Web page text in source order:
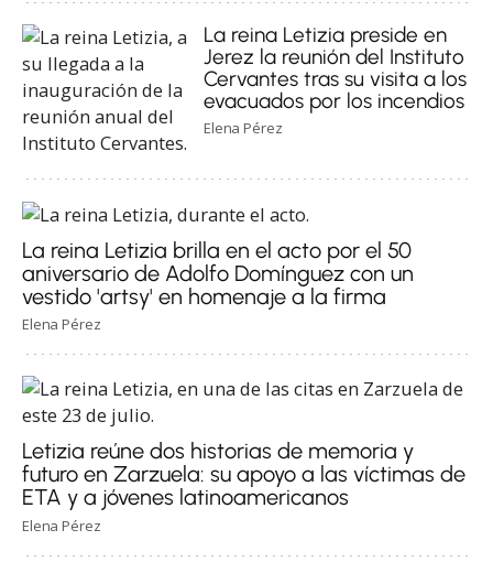
La reina Letizia preside en
Jerez la reunión del Instituto
Cervantes tras su visita a los
evacuados por los incendios
Elena Pérez
La reina Letizia brilla en el acto por el 50
aniversario de Adolfo Domínguez con un
vestido 'artsy' en homenaje a la firma
Elena Pérez
Letizia reúne dos historias de memoria y
futuro en Zarzuela: su apoyo a las víctimas de
ETA y a jóvenes latinoamericanos
Elena Pérez